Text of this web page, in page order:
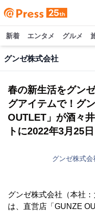
新着 エンタメ グルメ
グンゼ株式会社
春の新生活をグン
グアイテムで！グ
OUTLET」が酒々
トに2022年3月25
グンゼ株式会
グンゼ株式会社（本社
は、直営店「GUNZE